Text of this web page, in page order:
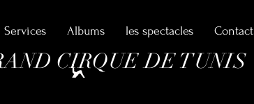
CIRQUE DE TUNIS
Services Albums les spectacles Contact